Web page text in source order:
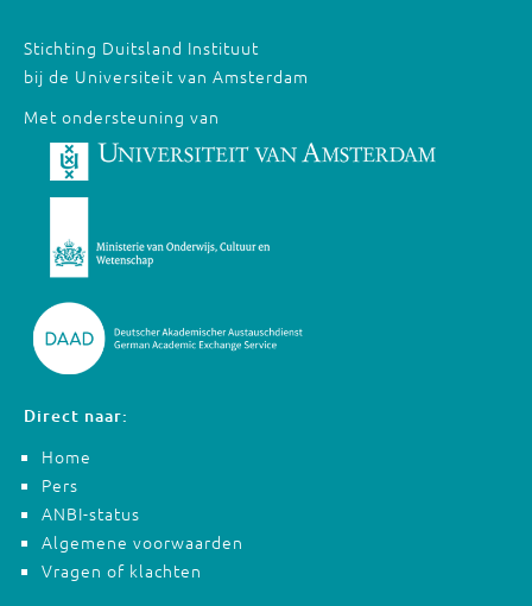
Stichting Duitsland Instituut
bij de Universiteit van Amsterdam
Met ondersteuning van
Direct naar:
Home
Pers
ANBI-status
Algemene voorwaarden
Vragen of klachten